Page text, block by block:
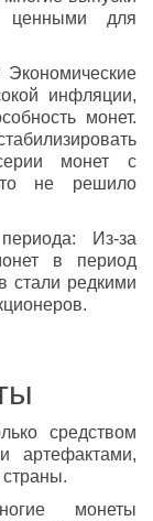
ценными для
Экономические
инфляции,
монет.
монет с
не решило
Из-за
в период
стали редкими
средством
артефактами,
монеты